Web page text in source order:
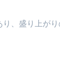
、盛り上が